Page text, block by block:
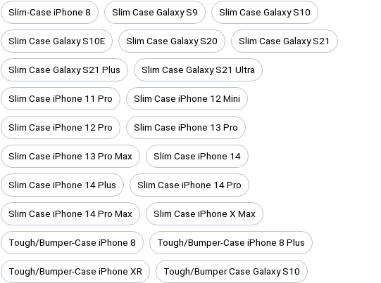
Slim-Case iPhone 8 Slim Case Galaxy S9 Slim Case Galaxy S10
Slim Case Galaxy S10E Slim Case Galaxy S20 Slim Case Galaxy S21
Slim Case Galaxy S21 Plus Slim Case Galaxy S21 Ultra
Slim Case iPhone 11 Pro Slim Case iPhone 12 Mini
Slim Case iPhone 12 Pro Slim Case iPhone 13 Pro
Slim Case iPhone 13 Pro Max Slim Case iPhone 14
Slim Case iPhone 14 Plus Slim Case iPhone 14 Pro
Slim Case iPhone 14 Pro Max Slim Case iPhone X Max
Tough/Bumper-Case iPhone 8 Tough/Bumper-Case iPhone 8 Plus
Tough/Bumper-Case iPhone XR Tough/Bumper Case Galaxy S10